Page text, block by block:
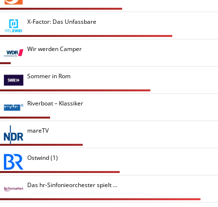
X-Factor: Das Unfassbare
Wir werden Camper
Sommer in Rom
Riverboat – Klassiker
mareTV
Ostwind (1)
Das hr-Sinfonieorchester spielt …